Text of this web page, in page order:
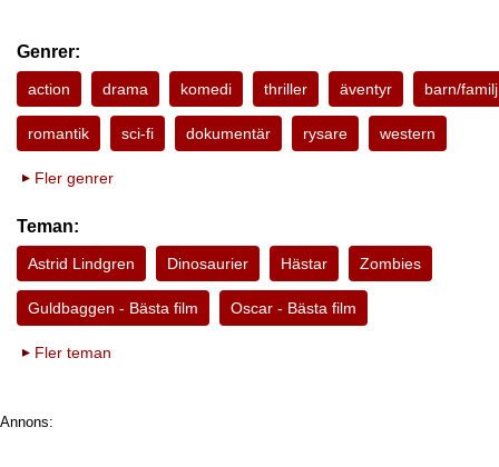
Genrer:
action drama komedi thriller äventyr barn/familj
romantik sci-fi dokumentär rysare western
Fler genrer
Teman:
Astrid Lindgren Dinosaurier Hästar Zombies
Guldbaggen - Bästa film Oscar - Bästa film
Fler teman
Annons: